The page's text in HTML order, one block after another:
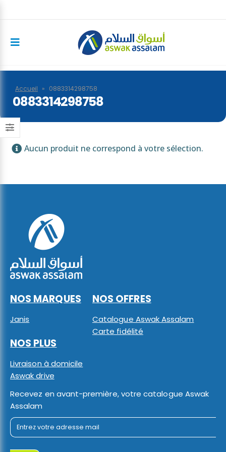
Accueil » 0883314298758
0883314298758
Aucun produit ne correspond à votre sélection.
NOS MARQUES
Janis
NOS OFFRES
Catalogue Aswak Assalam
Carte fidélité
NOS PLUS
Livraison à domicile
Aswak drive
Recevez en avant-première, votre catalogue Aswak
Assalam